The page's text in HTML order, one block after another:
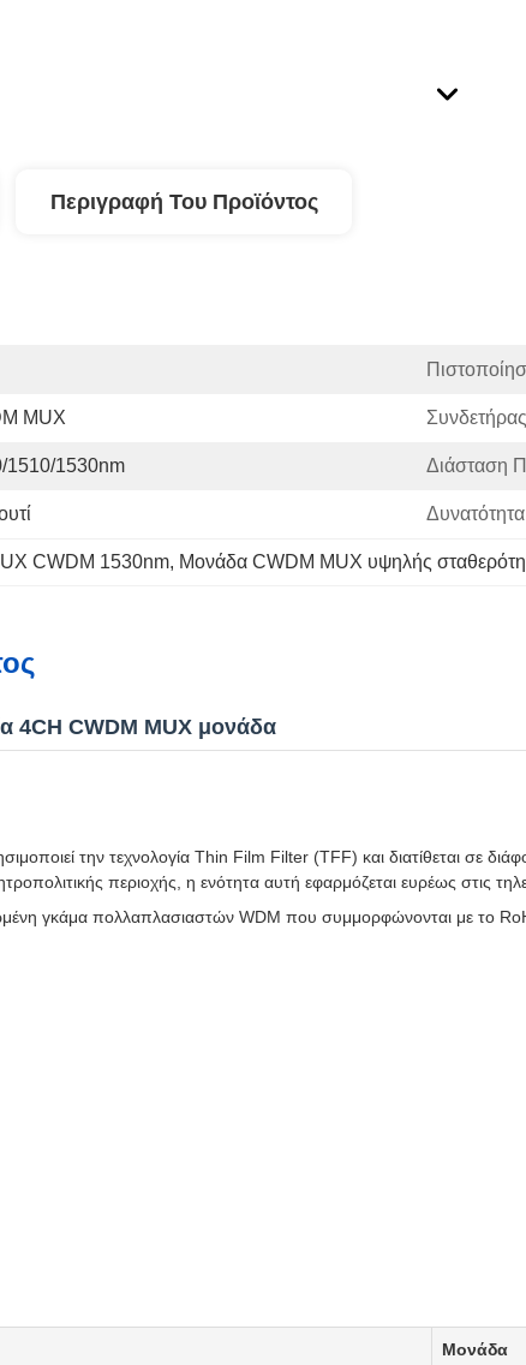
Περιγραφή Του Προϊόντος
MUX
1510/1530nm Διάσταση
CWDM 1530nm, Μονάδα CWDM MUX υψηλής
4CH CWDM MUX μονάδα
την τεχνολογία Thin Film Filter (TFF) και διατίθεται σε
περιοχής, η ενότητα αυτή εφαρμόζεται ευρέως στις
γκάμα πολλαπλασιαστών WDM που συμμορφώνονται με το
Μονάδα